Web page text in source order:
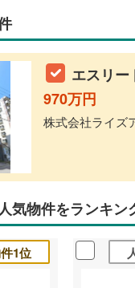
エスリー
970万円
株式会社ライズ
気物件をランキン
1位